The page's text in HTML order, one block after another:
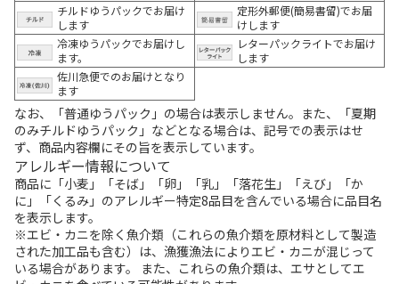
チルドゆうパックでお届け
します
定形外郵便(簡易書留)でお届
けします
冷凍ゆうパックでお届けし
ます。
レターパックライトでお届け
します
佐川急便でのお届けとなり
ます
なお、「普通ゆうパック」の場合は表示しません。また、「夏期
のみチルドゆうパック」などとなる場合は、記号での表示はせ
ず、商品内容欄にその旨を表示しています。
アレルギー情報について
商品に「小麦」「そば」「卵」「乳」「落花生」「えび」「か
に」「くるみ」のアレルギー特定8品目を含んでいる場合に品目名
を表示します。
※エビ・カニを除く魚介類（これらの魚介類を原材料として製造
された加工品も含む）は、漁獲漁法によりエビ・カニが混じって
いる場合があります。 また、これらの魚介類は、エサとしてエ